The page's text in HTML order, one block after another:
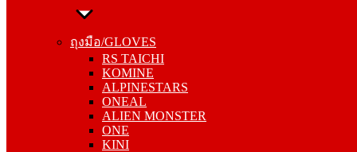
ถุงมือ/GLOVES
RS TAICHI
KOMINE
ALPINESTARS
ONEAL
ALIEN MONSTER
ONE
KINI
ถุงมือ/GLOVES
KOMINE
ALPINESTARS
ONEAL
ALIEN MONSTER
ONE
KINI